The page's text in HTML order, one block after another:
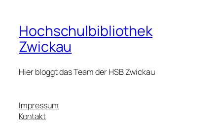
Hochschulbibliothek
Zwickau
Hier bloggt das Team der HSB Zwickau
Impressum
Kontakt